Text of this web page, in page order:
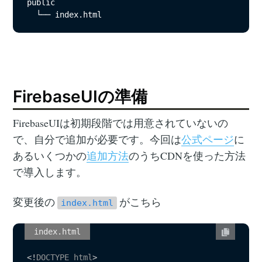
public
  └── index.html
FirebaseUIの準備
FirebaseUIは初期段階では用意されていないの
で、自分で追加が必要です。今回は公式ページに
あるいくつかの追加方法のうちCDNを使った方法
で導入します。
変更後の index.html がこちら
index.html
<! DOCTYPE html>